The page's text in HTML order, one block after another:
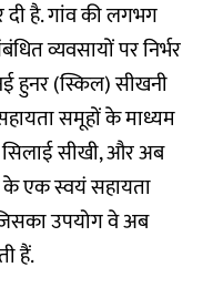
है. गांव की लगभग
व्यवसायों पर निर्भर
हुनर (स्किल) सीखनी
समूहों के माध्यम
सीखी, और अब
के एक स्वयं सहायता
उपयोग वे अब
हैं.